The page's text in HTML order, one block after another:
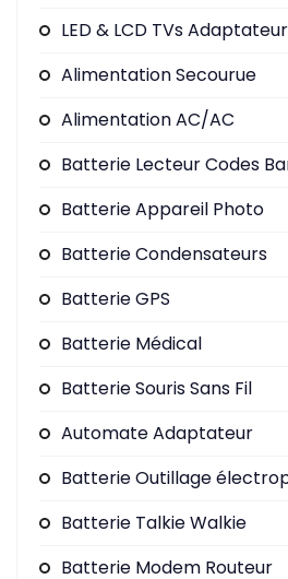
LED & LCD TVs Adaptateur
Alimentation Secourue
Alimentation AC/AC
Batterie Lecteur Codes
Batterie Appareil Photo
Batterie Condensateurs
Batterie GPS
Batterie Médical
Batterie Souris Sans Fil
Automate Adaptateur
Batterie Outillage
Batterie Talkie Walkie
Batterie Modem Routeur